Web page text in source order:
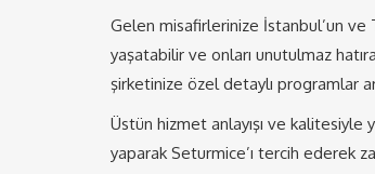
Gelen misafirlerinize İstanbul’un
yaşatabilir ve onları unutulmaz
şirketinize özel detaylı programlar
Üstün hizmet anlayışı ve
yaparak Seturmice’ı tercih ederek